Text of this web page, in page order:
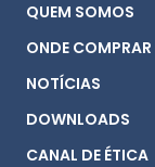
QUEM SOMOS
ONDE COMPRAR
NOTÍCIAS
DOWNLOADS
CANAL DE ÉTICA